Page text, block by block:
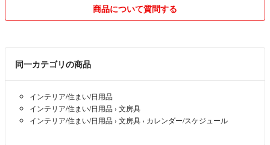
梱包を簡易にさせていただいております ご理解の程宜しくお願い致し
ます
(梱包に余裕がある場合のみ)
子供服
化粧品
おもちゃ
雑誌付録
商品について質問する
同一カテゴリの商品
インテリア/住まい/日用品
インテリア/住まい/日用品 › 文房具
インテリア/住まい/日用品 › 文房具 › カレンダー/スケジュール